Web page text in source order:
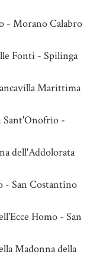
- Morano Calabro
Fonti - Spilinga
Marittima
Sant'Onofrio -
dell'Addolorata
- San Costantino
Homo - San
Madonna della